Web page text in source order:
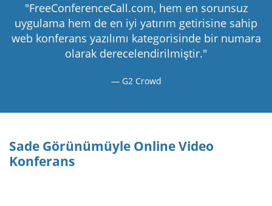
"FreeConferenceCall.com, hem en sorunsuz
uygulama hem de en iyi yatırım getirisine sahip
web konferans yazılımı kategorisinde bir numara
olarak derecelendirilmiştir."
G2 Crowd
Sade Görünümüyle Online Video
Konferans